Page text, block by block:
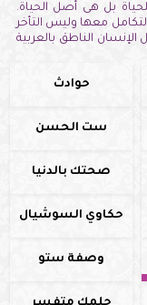
بل هى أصل الحياة.
معها وليس التأخر
الناطق بالعربية
حوادث
ست الحسن
صحتك بالدنيا
حكاوي السوشيال
وصفة ستو